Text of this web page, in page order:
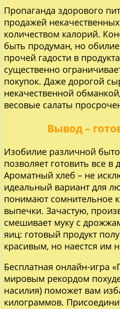
Пропаганда здорового
продажей
количеством калорий.
быть продуман, но
прочей гадости в
существенно
покупок. Даже дорогой
некачественной
весовые салаты
Вывод –
Изобилие различной
позволяет готовить все
Ароматный хлеб – не
идеальный вариант для
понимают сомнительное
выпечки. Зачастую,
смешивает муку с
яиц: готовый продукт
красивым, но наестся им
Бесплатная онлайн-игра
мировым рекордом
насилия) поможет вам
килограммов.